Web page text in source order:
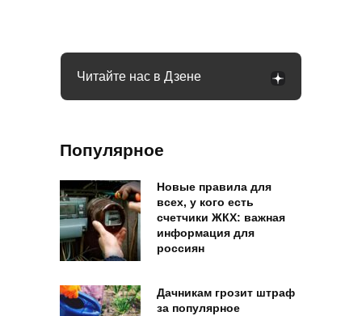
Читайте нас в Дзене
Популярное
Новые правила для
всех, у кого есть
счетчики ЖКХ: важная
информация для
россиян
Дачникам грозит штраф
за популярное